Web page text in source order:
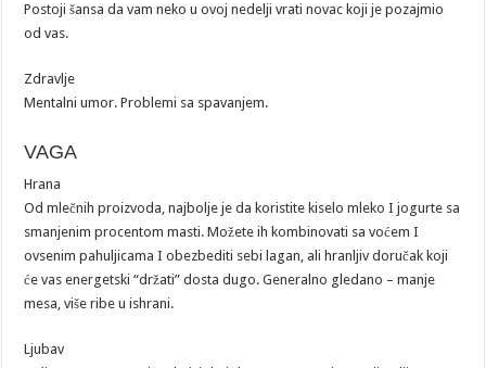
Postoji šansa da vam neko u ovoj nedelji vrati novac koji je pozajmio
od vas.
Zdravlje
Mentalni umor. Problemi sa spavanjem.
VAGA
Hrana
Od mlečnih proizvoda, najbolje je da koristite kiselo mleko I jogurte sa
smanjenim procentom masti. Možete ih kombinovati sa voćem I
ovsenim pahuljicama I obezbediti sebi lagan, ali hranljiv doručak koji
će vas energetski “držati” dosta dugo. Generalno gledano – manje
mesa, više ribe u ishrani.
Ljubav